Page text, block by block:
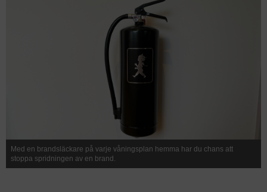
Med en brandsläckare på varje våningsplan hemma har du chans att
stoppa spridningen av en brand.